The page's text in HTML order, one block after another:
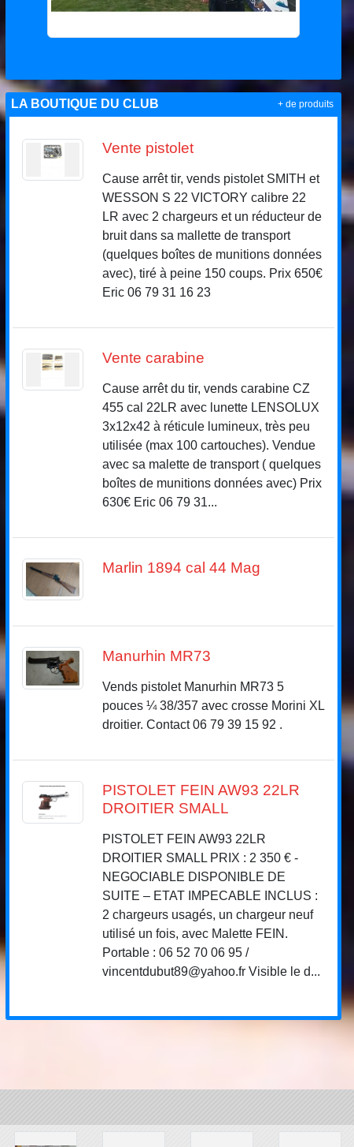
LA BOUTIQUE DU CLUB
Vente pistolet
Cause arrêt tir, vends pistolet SMITH et
WESSON S 22 VICTORY calibre 22
LR avec 2 chargeurs et un réducteur de
bruit dans sa mallette de transport
(quelques boîtes de munitions données
avec), tiré à peine 150 coups. Prix 650€
Eric 06 79 31 16 23
Vente carabine
Cause arrêt du tir, vends carabine CZ
455 cal 22LR avec lunette LENSOLUX
3x12x42 à réticule lumineux, très peu
utilisée (max 100 cartouches). Vendue
avec sa malette de transport ( quelques
boîtes de munitions données avec) Prix
630€ Eric 06 79 31...
Marlin 1894 cal 44 Mag
Manurhin MR73
Vends pistolet Manurhin MR73 5
pouces ¼ 38/357 avec crosse Morini XL
droitier. Contact 06 79 39 15 92 .
PISTOLET FEIN AW93 22LR
DROITIER SMALL
PISTOLET FEIN AW93 22LR
DROITIER SMALL PRIX : 2 350 € -
NEGOCIABLE DISPONIBLE DE
SUITE – ETAT IMPECABLE INCLUS :
2 chargeurs usagés, un chargeur neuf
utilisé un fois, avec Malette FEIN.
Portable : 06 52 70 06 95 /
vincentdubut89@yahoo.fr Visible le d...
+ de produits